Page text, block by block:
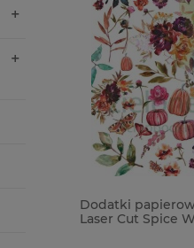
Dodatki
Laser Cut Spice